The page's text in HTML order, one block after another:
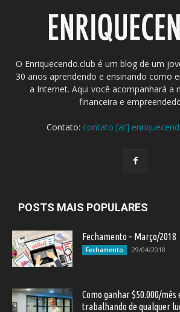
O Enriquecendo.club é um blog de um
30 anos aprendendo e ensinando como
a Internet. Aqui você acompanhará a
financeira e
Contato: contato [at]
POSTS MAIS POPULARES
Fechamento – Março/2018
Fechamento 29/04/2018
Como ganhar $50.000/mês
trabalhando de qualquer